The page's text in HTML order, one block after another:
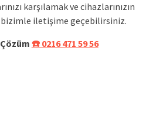
karşılamak ve cihazlarınızın
iletişime geçebilirsiniz.
☎️ 0216 471 59 56